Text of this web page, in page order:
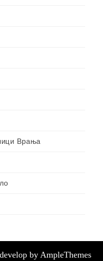
Врања
by AmpleThemes